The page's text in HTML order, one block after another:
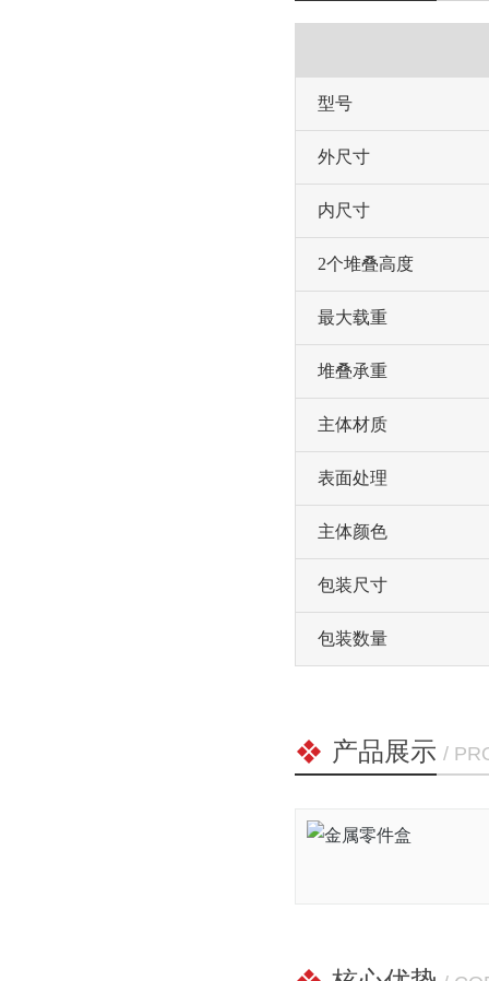
型号
外尺寸
内尺寸
2个堆叠高度
最大载重
堆叠承重
主体材质
表面处理
主体颜色
包装尺寸
包装数量
产品展示 /